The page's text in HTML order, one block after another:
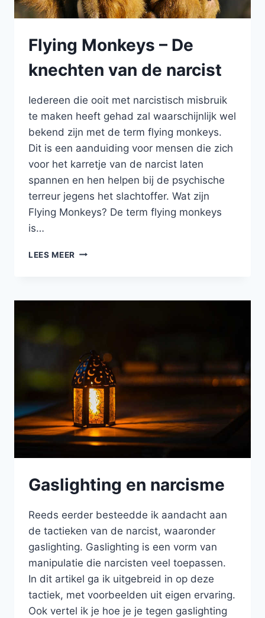
Flying Monkeys – De
knechten van de narcist
Iedereen die ooit met narcistisch misbruik
te maken heeft gehad zal waarschijnlijk wel
bekend zijn met de term flying monkeys.
Dit is een aanduiding voor mensen die zich
voor het karretje van de narcist laten
spannen en hen helpen bij de psychische
terreur jegens het slachtoffer. Wat zijn
Flying Monkeys? De term flying monkeys
is…
LEES MEER FLYING
KNECHTEN
Gaslighting en narcisme
Reeds eerder besteedde ik aandacht aan
de tactieken van de narcist, waaronder
gaslighting. Gaslighting is een vorm van
manipulatie die narcisten veel toepassen.
In dit artikel ga ik uitgebreid in op deze
tactiek, met voorbeelden uit eigen ervaring.
Ook vertel ik je hoe je je tegen gaslighting